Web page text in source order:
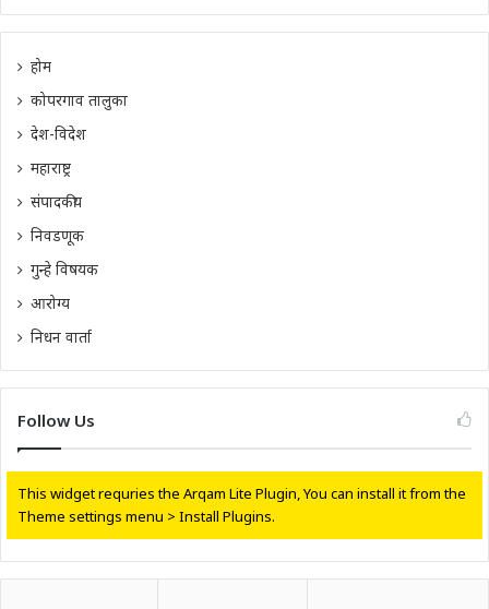
होम
कोपरगाव तालुका
देश-विदेश
महाराष्ट्र
संपादकीय
निवडणूक
गुन्हे विषयक
आरोग्य
निधन वार्ता
Follow Us
This widget requries the Arqam Lite Plugin, You can install it from the
Theme settings menu > Install Plugins.